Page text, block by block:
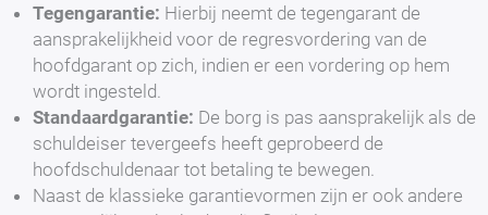
Tegengarantie: Hierbij neemt de tegengarant de
aansprakelijkheid voor de regresvordering van de
hoofdgarant op zich, indien er een vordering op hem
wordt ingesteld.
Standaardgarantie: De borg is pas aansprakelijk als de
schuldeiser tevergeefs heeft geprobeerd de
hoofdschuldenaar tot betaling te bewegen.
Naast de klassieke garantievormen zijn er ook andere